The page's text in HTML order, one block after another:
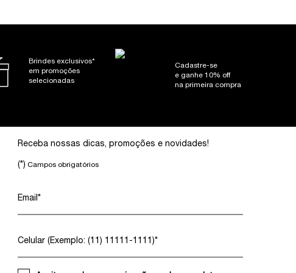
Brindes exclusivos*
em promoções
selecionadas
Cadastre-se
e ganhe 10% off
na primeira compra
Receba nossas dicas, promoções e novidades!
(*) Campos obrigatórios
Email *
Celular (Exemplo: (11) 11111-1111)*